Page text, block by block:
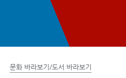
문화 바라보기/도서 바라보기